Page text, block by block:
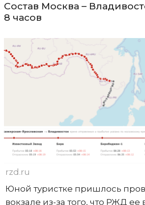
Состав Москва –
8 часов
rzd.ru
Юной туристке пришлось
вокзале из-за того, что РЖД ее